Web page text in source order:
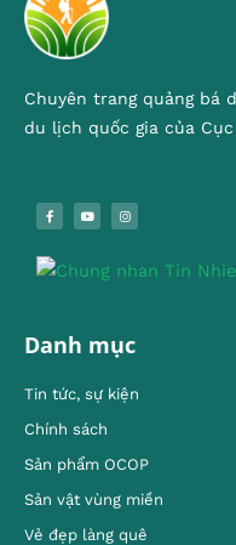
Chuyên trang quảng bá
du lịch quốc gia của
Danh mục
Tin tức, sự kiện
Chính sách
Sản phẩm OCOP
Sản vật vùng miền
Vẻ đẹp làng quê